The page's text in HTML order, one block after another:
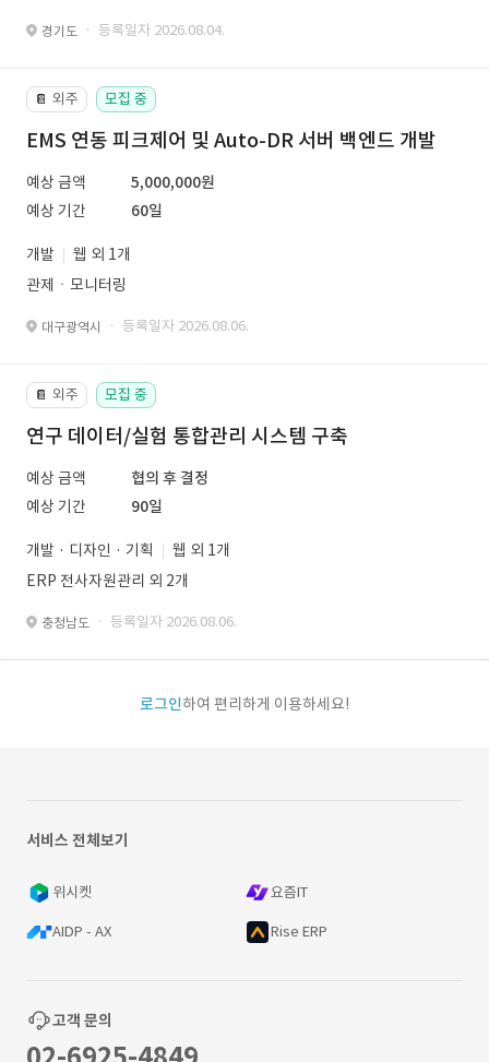
경기도 · 등록일자 2026.08.04.
📔 외주 모집 중
EMS 연동 피크제어 및 Auto-DR 서버 백엔드 개발
예상 금액
5,000,000원
예상 기간
60일
개발
웹 외 1개
관제ㆍ모니터링
대구광역시 · 등록일자 2026.08.06.
📔 외주 모집 중
연구 데이터/실험 통합관리 시스템 구축
예상 금액
협의 후 결정
예상 기간
90일
개발 · 디자인 · 기획
웹 외 1개
ERP 전사자원관리 외 2개
충청남도 · 등록일자 2026.08.06.
로그인하여 편리하게 이용하세요!
서비스 전체보기
위시켓 요즘IT
AIDP - AX Rise ERP
고객 문의